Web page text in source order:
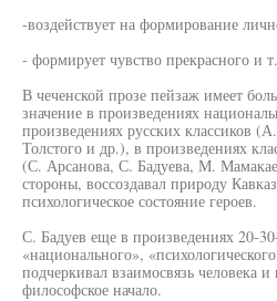
-воздействует на формирование
- формирует чувство прекрасного и
В чеченской прозе пейзаж имеет
значение в произведениях
произведениях русских классиков
Толстого и др.), в произведениях
(С. Арсанова, С. Бадуева, М.
стороны, воссоздавал природу
психологическое состояние героев.
С. Бадуев еще в произведениях 20-
«национального»,
подчеркивал взаимосвязь человека
философское начало.